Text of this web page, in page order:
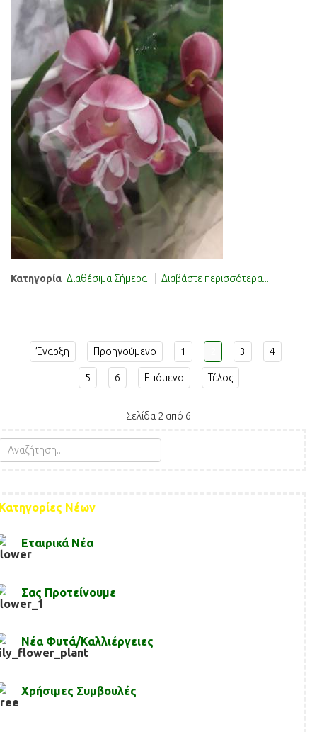
Κατηγορία Διαθέσιμα Σήμερα Διαβάστε περισσότερα...
Έναρξη Προηγούμενο 1 3 4
5 6 Επόμενο Τέλος
Σελίδα 2 από 6
Νέων
Εταιρικά Νέα
Σας Προτείνουμε
Νέα Φυτά/Καλλιέργειες
Χρήσιμες Συμβουλές